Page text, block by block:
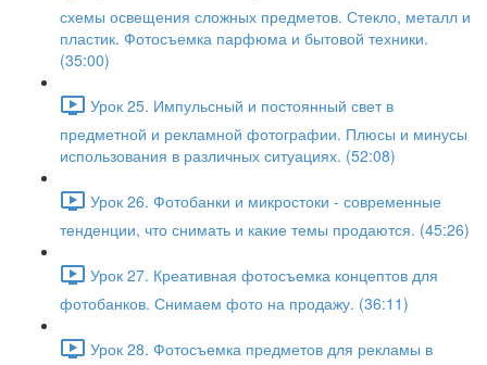
схемы освещения сложных предметов. Стекло, металл и
пластик. Фотосъемка парфюма и бытовой техники.
(35:00)
Урок 25. Импульсный и постоянный свет в
предметной и рекламной фотографии. Плюсы и минусы
использования в различных ситуациях. (52:08)
Урок 26. Фотобанки и микростоки - современные
тенденции, что снимать и какие темы продаются. (45:26)
Урок 27. Креативная фотосъемка концептов для
фотобанков. Снимаем фото на продажу. (36:11)
Урок 28. Фотосъемка предметов для рекламы в